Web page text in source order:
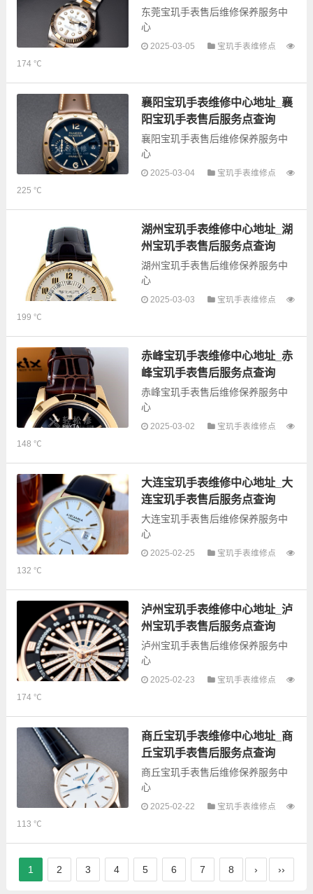
东莞宝玑手表售后维修保养服务中
心
息，可以为您提供宝玑全型号手表
的故障检测维修，手表保养等业
务，为了享受优...
2025-03-05
宝玑手表维修点
174 ℃
襄阳宝玑手表维修中心地址_襄
阳宝玑手表售后服务点查询
襄阳宝玑手表售后维修保养服务中
心
息，可以为您提供宝玑全型号手表
的故障检测维修，手表保养等业
务，为了享受优...
2025-03-04
宝玑手表维修点
225 ℃
湖州宝玑手表维修中心地址_湖
州宝玑手表售后服务点查询
湖州宝玑手表售后维修保养服务中
心
息，可以为您提供宝玑全型号手表
的故障检测维修，手表保养等业
务，为了享受优...
2025-03-03
宝玑手表维修点
199 ℃
赤峰宝玑手表维修中心地址_赤
峰宝玑手表售后服务点查询
赤峰宝玑手表售后维修保养服务中
心
息，可以为您提供宝玑全型号手表
的故障检测维修，手表保养等业
务，为了享受优...
2025-03-02
宝玑手表维修点
148 ℃
大连宝玑手表维修中心地址_大
连宝玑手表售后服务点查询
大连宝玑手表售后维修保养服务中
心
息，可以为您提供宝玑全型号手表
的故障检测维修，手表保养等业
务，为了享受优...
2025-02-25
宝玑手表维修点
132 ℃
泸州宝玑手表维修中心地址_泸
州宝玑手表售后服务点查询
泸州宝玑手表售后维修保养服务中
心
息，可以为您提供宝玑全型号手表
的故障检测维修，手表保养等业
务，为了享受优...
2025-02-23
宝玑手表维修点
174 ℃
商丘宝玑手表维修中心地址_商
丘宝玑手表售后服务点查询
商丘宝玑手表售后维修保养服务中
心
息，可以为您提供宝玑全型号手表
的故障检测维修，手表保养等业
务，为了享受优...
2025-02-22
宝玑手表维修点
113 ℃
1 2 3 4 5 6 7 8 › ››